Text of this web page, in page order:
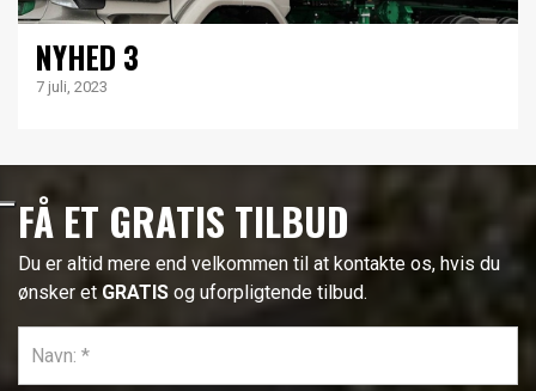
NYHED 3
7 juli, 2023
FÅ ET GRATIS TILBUD
Du er altid mere end velkommen til at kontakte os, hvis du
ønsker et GRATIS og uforpligtende tilbud.